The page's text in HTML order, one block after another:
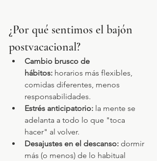
¿Por qué sentimos el bajón
postvacacional?
Cambio brusco de
hábitos: horarios más flexibles,
comidas diferentes, menos
responsabilidades.
Estrés anticipatorio: la mente se
adelanta a todo lo que "toca
hacer" al volver.
Desajustes en el descanso: dormir
más (o menos) de lo habitual